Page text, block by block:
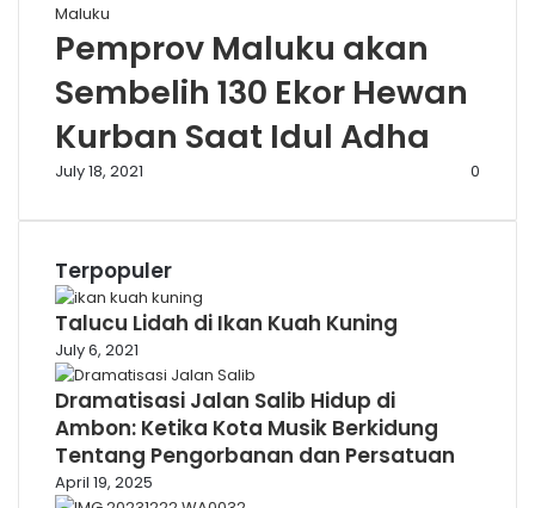
Maluku
Pemprov Maluku akan
Sembelih 130 Ekor Hewan
Kurban Saat Idul Adha
July 18, 2021 0
Terpopuler
Talucu Lidah di Ikan Kuah Kuning
July 6, 2021
Dramatisasi Jalan Salib Hidup di
Ambon: Ketika Kota Musik Berkidung
Tentang Pengorbanan dan Persatuan
April 19, 2025